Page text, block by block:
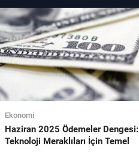
Ekonomi
Haziran 2025 Ödemeler Dengesi:
Teknoloji Meraklıları İçin Temel